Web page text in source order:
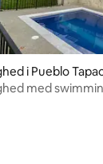
i Pueblo
med